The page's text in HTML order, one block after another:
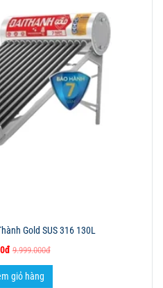
Gold SUS 316 130L
9.999.000đ
giỏ hàng